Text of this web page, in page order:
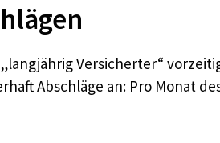
Versicherter“
Abschläge an: Pro Monat